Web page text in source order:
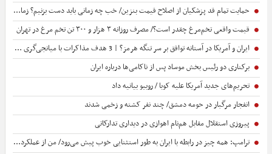
حمایت تمام قد پزشکیان از اصلاح قیمت بنزین/ خب چه زمانی باید دست بزنیم؟ زمانی که خودمان غرق شدیم؟
قیمت واقعی تخم‌مرغ چقدر است؟/ مصرف روزانه ۳ هزار و ۳۰۰ تن تخم مرغ در تهران
ایران و آمریکا در آستانه توافق بر سر تنگه هرمز؟ | 3 هدف مذاکرات با میانجی‌گری عمان | مذاکره مستقیم محتمل است؟
برکناری دو رئیس بخش موساد پس از ناکامی‌ها درباره ایران
تحریم‌های جدید آمریکا علیه کوبا / روبیو بیانیه داد
انفجار مرگبار در حومه دمشق/ چند نفر کشته و زخمی شدند
پیروزی استقلال مقابل هم‌نام اهوازی در دیداری تدارکاتی
ترامپ: همه چیز در رابطه با ایران به طور استثنایی خوب پیش می‌رود/ من از عملکرد وزیر جنگ بسیار راضی هستم